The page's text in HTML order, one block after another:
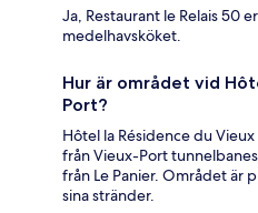
Ja, Restaurant le Relais 50
medelhavsköket.
Hur är området vid
Port?
Hôtel la Résidence du
från Vieux-Port
från Le Panier. Området är
sina stränder.